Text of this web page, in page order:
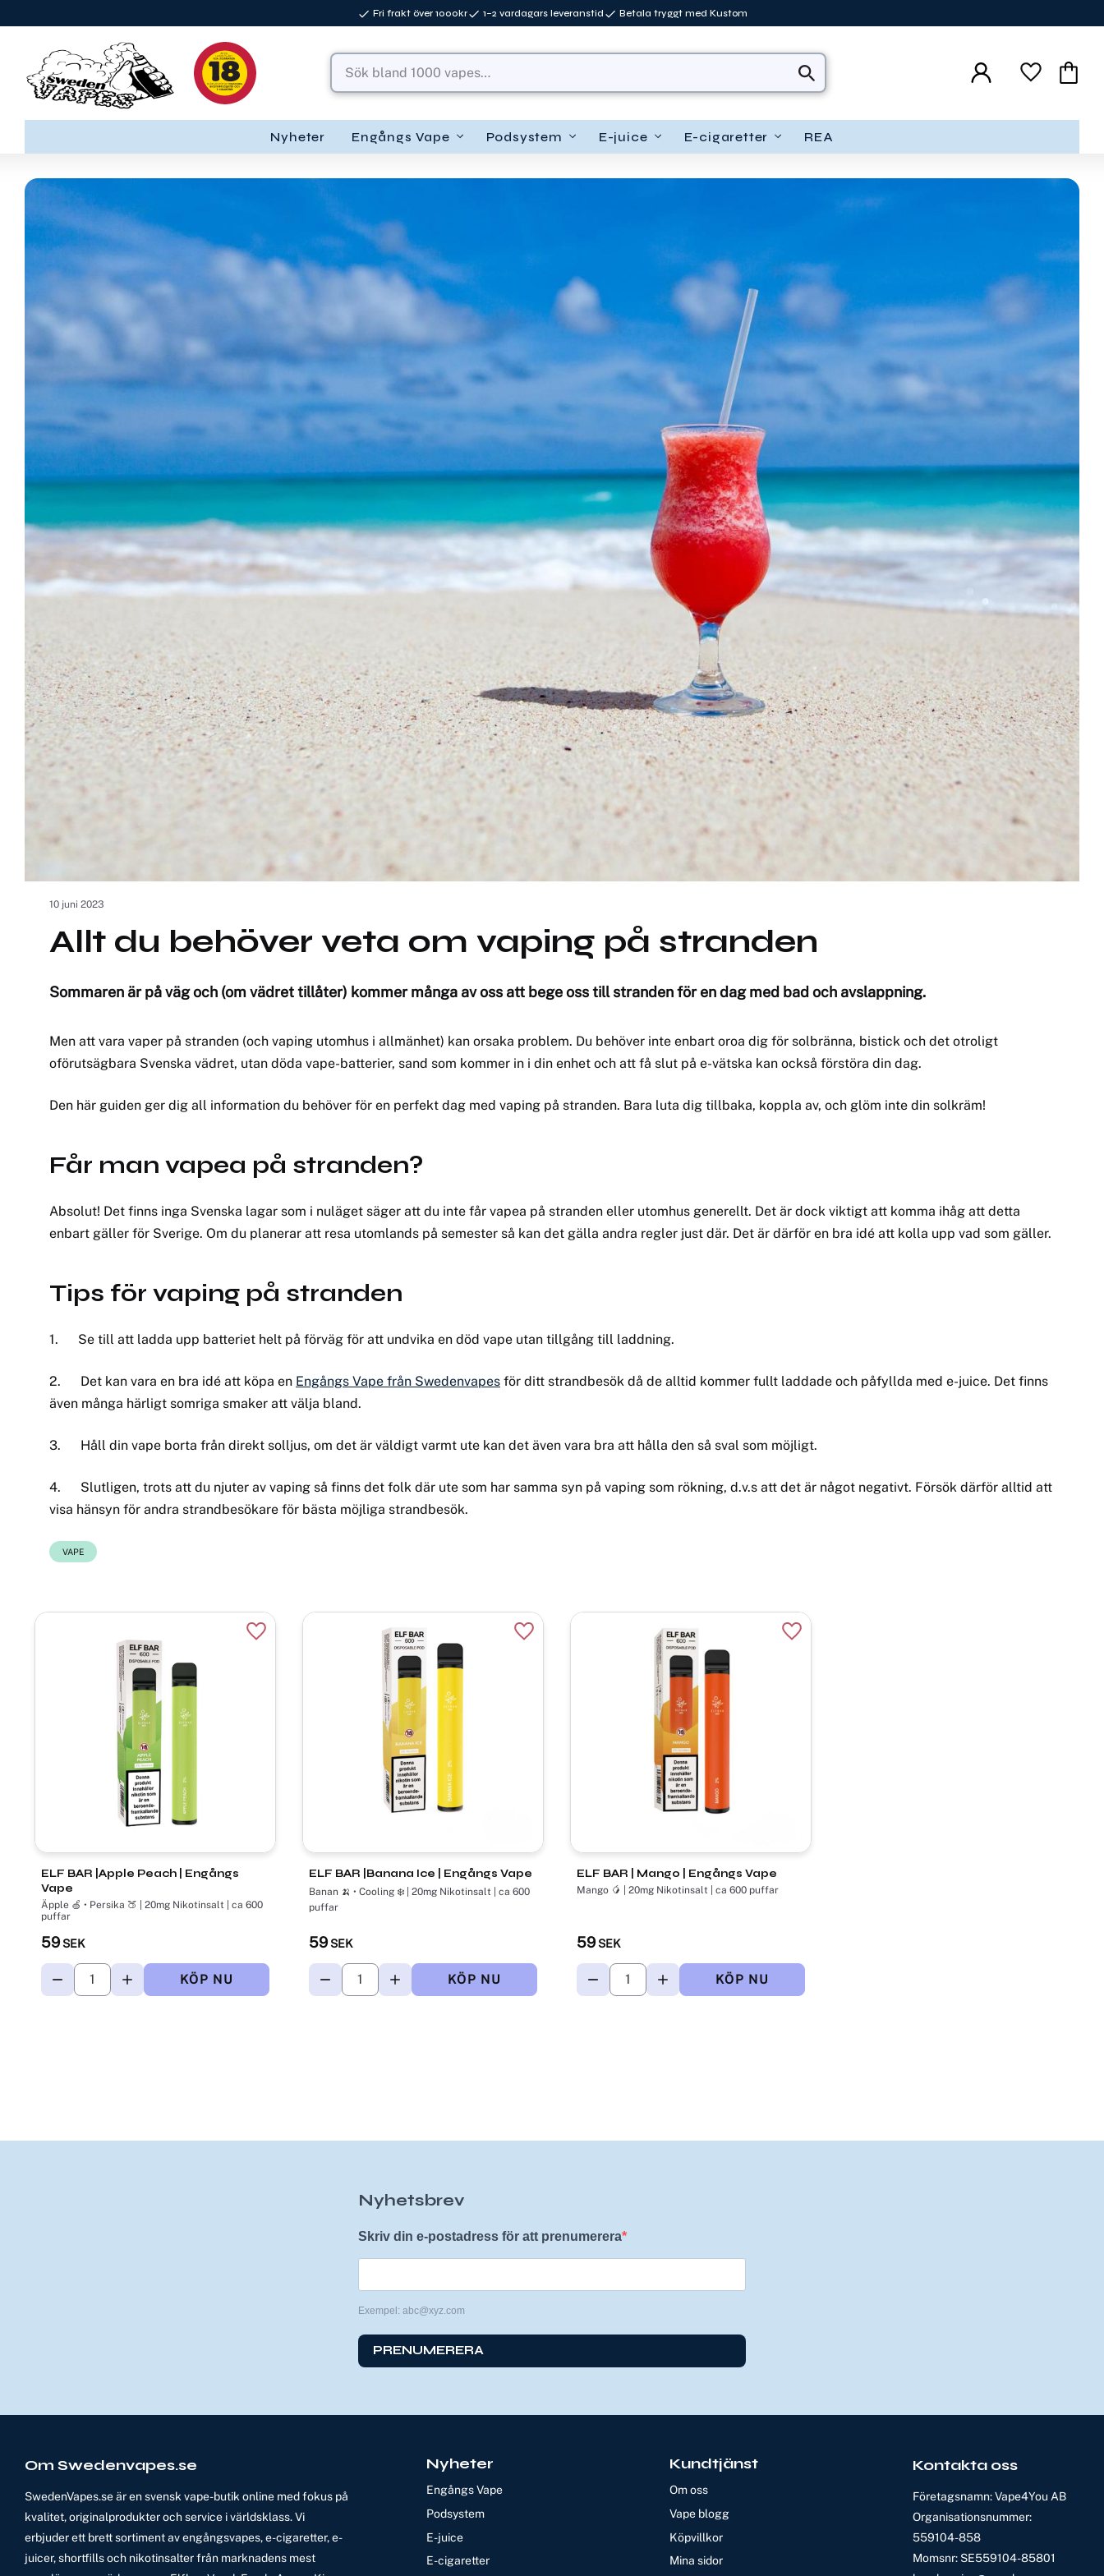
Fri frakt över 1000kr 1–2 vardagars leveranstid Betala tryggt med Kustom
Favoriter
Nyheter Engångs Vape Podsystem E-juice E-cigaretter REA
10 juni 2023
Allt du behöver veta om vaping på stranden
Sommaren är på väg och (om vädret tillåter) kommer många av oss att bege oss till stranden för en dag med bad och avslappning.
Men att vara vaper på stranden (och vaping utomhus i allmänhet) kan orsaka problem. Du behöver inte enbart oroa dig för solbränna, bistick och det otroligt
oförutsägbara Svenska vädret, utan döda vape-batterier, sand som kommer in i din enhet och att få slut på e-vätska kan också förstöra din dag.
Den här guiden ger dig all information du behöver för en perfekt dag med vaping på stranden. Bara luta dig tillbaka, koppla av, och glöm inte din solkräm!
Får man vapea på stranden?
Absolut! Det finns inga Svenska lagar som i nuläget säger att du inte får vapea på stranden eller utomhus generellt. Det är dock viktigt att komma ihåg att detta
enbart gäller för Sverige. Om du planerar att resa utomlands på semester så kan det gälla andra regler just där. Det är därför en bra idé att kolla upp vad som gäller.
Tips för vaping på stranden
1. Se till att ladda upp batteriet helt på förväg för att undvika en död vape utan tillgång till laddning.
2. Det kan vara en bra idé att köpa en Engångs Vape från Swedenvapes för ditt strandbesök då de alltid kommer fullt laddade och påfyllda med e-juice. Det finns
även många härligt somriga smaker att välja bland.
3. Håll din vape borta från direkt solljus, om det är väldigt varmt ute kan det även vara bra att hålla den så sval som möjligt.
4. Slutligen, trots att du njuter av vaping så finns det folk där ute som har samma syn på vaping som rökning, d.v.s att det är något negativt. Försök därför alltid att
visa hänsyn för andra strandbesökare för bästa möjliga strandbesök.
VAPE
ELF BAR |Apple Peach | Engångs
Vape
Äpple 🍏 • Persika 🍑 | 20mg Nikotinsalt | ca 600
puffar
59 SEK
Lägg till i favoriter
ELF BAR |Banana Ice | Engångs Vape
Banan 🍌 • Cooling ❄️ | 20mg Nikotinsalt | ca 600
puffar
59 SEK
Lägg till i favoriter
ELF BAR | Mango | Engångs Vape
Mango 🥭 | 20mg Nikotinsalt | ca 600 puffar
59 SEK
Lägg till i favoriter
Nyhetsbrev
Skriv din e-postadress för att prenumerera
Exempel: abc@xyz.com
PRENUMERERA
Om Swedenvapes.se
SwedenVapes.se är en svensk vape-butik online med fokus på
kvalitet, originalprodukter och service i världsklass. Vi
erbjuder ett brett sortiment av engångsvapes, e-cigaretter, e-
juicer, shortfills och nikotinsalter från marknadens mest
Nyheter
Engångs Vape
Podsystem
E-juice
E-cigaretter
Kundtjänst
Om oss
Vape blogg
Köpvillkor
Mina sidor
Kontakta oss
Företagsnamn: Vape4You AB
Organisationsnummer:
559104-858
Momsnr: SE559104-85801